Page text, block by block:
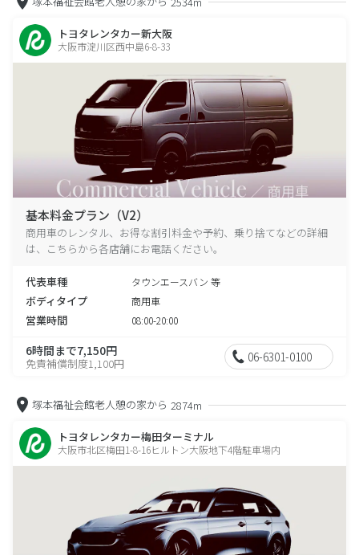
トヨタレンタカー新大阪
大阪市淀川区西中島6-8-33
基本料金プラン（V2）
商用車のレンタル、お得な割引料金や予約、乗り捨てなどの詳細
は、こちらから各店舗にお電話ください。
代表車種 タウンエースバン 等
ボディタイプ 商用車
営業時間 08:00-20:00
6時間まで7,150円
免責補償制度1,100円 06-6301-0100
塚本福祉会館老人憩の家から 2874m
トヨタレンタカー梅田ターミナル
大阪市北区梅田1-8-16ヒルトン大阪地下4階駐車場内